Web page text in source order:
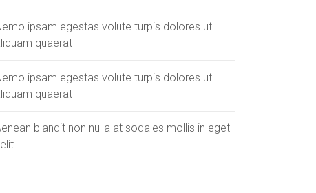
ipsam egestas volute turpis dolores ut
quaerat
ipsam egestas volute turpis dolores ut
quaerat
blandit non nulla at sodales mollis in eget